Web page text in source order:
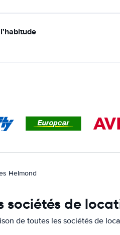
Helmond
sociétés de
de toutes les sociétés de